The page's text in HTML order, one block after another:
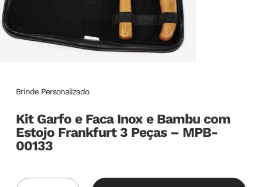
Brinde Personalizado
Kit Garfo e Faca Inox e Bambu com
Estojo Frankfurt 3 Peças – MPB-
00133